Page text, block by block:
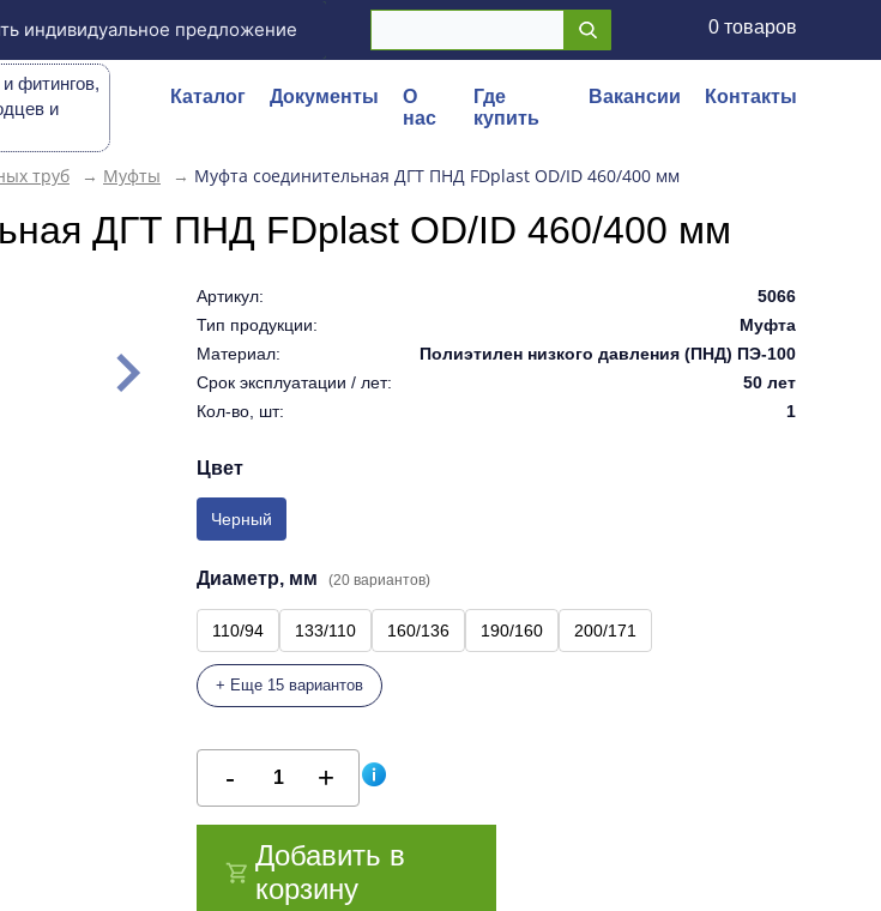
индивидуальное предложение 0 товаров
фитингов,
и
Каталог Документы
О
нас
Где
купить
Вакансии Контакты
труб → Муфты → Муфта соединительная ДГТ ПНД FDplast OD/ID 460/400 мм
ДГТ ПНД FDplast OD/ID 460/400 мм
Артикул:
5066
Тип продукции:
Муфта
Материал:
Полиэтилен низкого давления (ПНД) ПЭ-100
Срок эксплуатации / лет:
50 лет
Кол-во, шт:
1
Цвет
Черный
Диаметр, мм (20 вариантов)
110/94 133/110 160/136 190/160 200/171
+ Еще 15 вариантов
Добавить в
корзину